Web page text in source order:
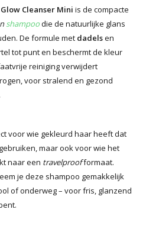
Cleanser Mini is de compacte
shampoodie de natuurlijke glans
De formule met dadelsen
tot punt en beschermt de kleur
reiniging verwijdert
voor stralend en gezond
voor wie gekleurd haar heeft dat
maar ook voor wie het
naar een travelproofformaat.
je deze shampoo gemakkelijk
of onderweg – voor fris, glanzend